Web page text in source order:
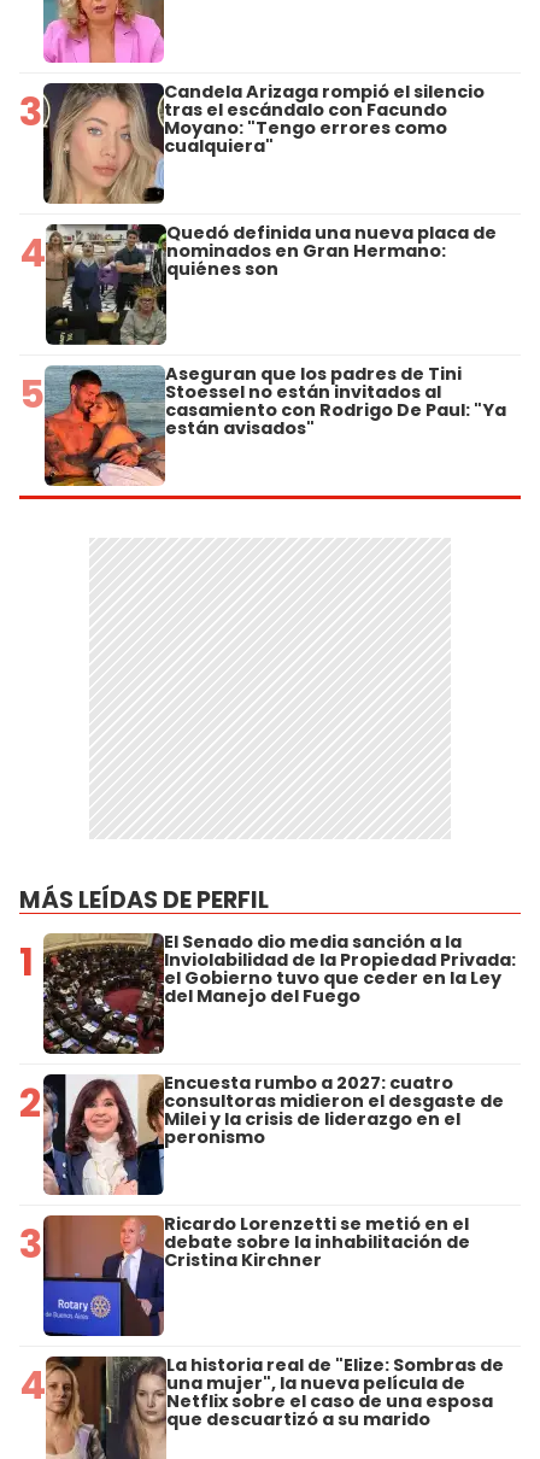
3 Candela Arizaga rompió el silencio
tras el escándalo con Facundo
Moyano: "Tengo errores como
cualquiera"
4 Quedó definida una nueva placa de
nominados en Gran Hermano:
quiénes son
5 Aseguran que los padres de Tini
Stoessel no están invitados al
casamiento con Rodrigo De Paul: "Ya
están avisados"
MÁS LEÍDAS DE PERFIL
1 El Senado dio media sanción a la
Inviolabilidad de la Propiedad Privada:
el Gobierno tuvo que ceder en la Ley
del Manejo del Fuego
2 Encuesta rumbo a 2027: cuatro
consultoras midieron el desgaste de
Milei y la crisis de liderazgo en el
peronismo
3 Ricardo Lorenzetti se metió en el
debate sobre la inhabilitación de
Cristina Kirchner
4 La historia real de "Elize: Sombras de
una mujer", la nueva película de
Netflix sobre el caso de una esposa
que descuartizó a su marido